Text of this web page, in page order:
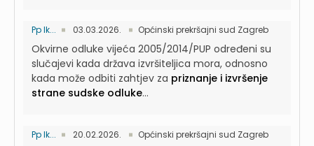
Pp Ik... 03.03.2026. Općinski prekršajni sud Zagreb
Okvirne odluke vijeća 2005/2014/PUP određeni su
slučajevi kada država izvršiteljica mora, odnosno
kada može odbiti zahtjev za priznanje i izvršenje
strane sudske odluke...
Pp Ik... 20.02.2026. Općinski prekršajni sud Zagreb